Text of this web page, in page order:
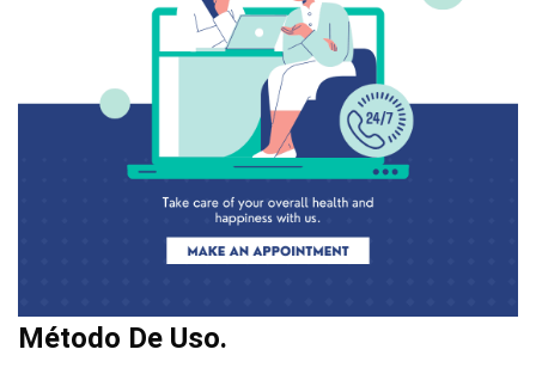
Método De Uso.